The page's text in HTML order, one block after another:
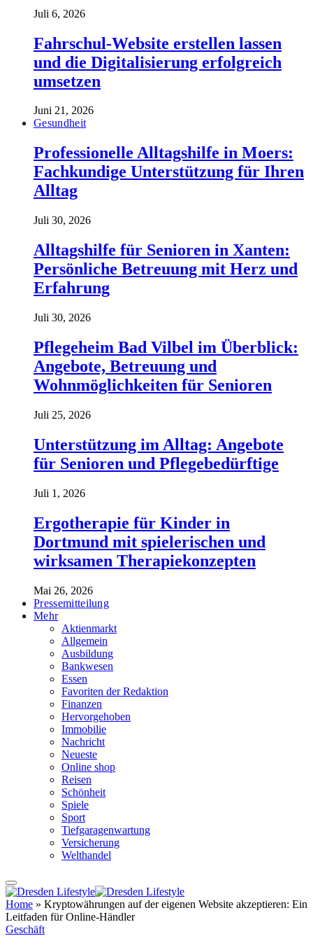
Juli 6, 2026
Fahrschul-Website erstellen lassen
und die Digitalisierung erfolgreich
umsetzen
Juni 21, 2026
Gesundheit
Professionelle Alltagshilfe in Moers:
Fachkundige Unterstützung für Ihren
Alltag
Juli 30, 2026
Alltagshilfe für Senioren in Xanten:
Persönliche Betreuung mit Herz und
Erfahrung
Juli 30, 2026
Pflegeheim Bad Vilbel im Überblick:
Angebote, Betreuung und
Wohnmöglichkeiten für Senioren
Juli 25, 2026
Unterstützung im Alltag: Angebote
für Senioren und Pflegebedürftige
Juli 1, 2026
Ergotherapie für Kinder in
Dortmund mit spielerischen und
wirksamen Therapiekonzepten
Mai 26, 2026
Pressemitteilung
Mehr
Aktienmarkt
Allgemein
Ausbildung
Bankwesen
Essen
Favoriten der Redaktion
Finanzen
Hervorgehoben
Immobilie
Nachricht
Neueste
Online shop
Reisen
Schönheit
Spiele
Sport
Tiefgaragenwartung
Versicherung
Welthandel
Home » Kryptowährungen auf der eigenen Website akzeptieren: Ein
Leitfaden für Online-Händler
Geschäft